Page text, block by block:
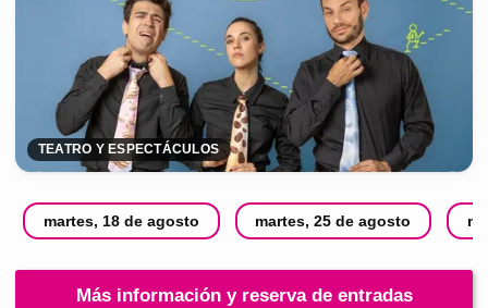
TEATRO Y ESPECTÁCULOS
martes, 18 de agosto martes, 25 de agosto
Más información y reserva de entradas